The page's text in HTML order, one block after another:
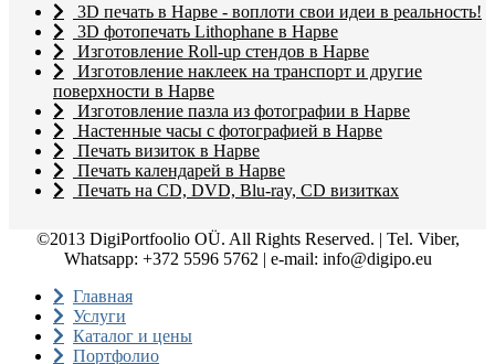
3D печать в Нарве - воплоти свои идеи в реальность!
3D фотопечать Lithophane в Нарве
Изготовление Roll-up стендов в Нарве
Изготовление наклеек на транспорт и другие
поверхности в Нарве
Изготовление пазла из фотографии в Нарве
Настенные часы с фотографией в Нарве
Печать визиток в Нарве
Печать календарей в Нарве
Печать на CD, DVD, Blu-ray, CD визитках
©2013 DigiPortfoolio OÜ. All Rights Reserved. | Tel. Viber,
Whatsapp: +372 5596 5762 | e-mail: info@digipo.eu
Главная
Услуги
Каталог и цены
Портфолио